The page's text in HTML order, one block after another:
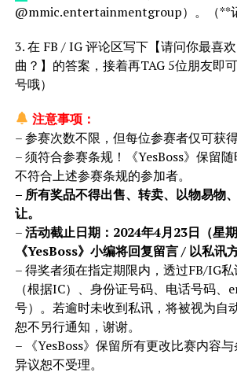
@mmic.entertainmentgroup）。（**
3. 在 FB / IG 评论区写下【请问你最喜
曲？】的答案，接着再TAG 5位朋友即
号哦）
注意事项：
– 参赛次数不限，但每位参赛者仅可获得
– 须符合参赛条规！《YesBoss》保留
不符合上述参赛条规的参加者。
– 所有奖品不得出售、转卖、以物易物
让。
–活动截止日期：2024年4月23日（星
《YesBoss》小编将回复留言 / 以私讯
– 得奖者须在指定期限内，透过FB/IG
（根据IC）、身份证号码、电话号码、
号）。若逾时未收到私讯，将被视为自
恕不另行通知，谢谢。
– 《YesBoss》保留所有更改比赛内容
异议恕不受理。